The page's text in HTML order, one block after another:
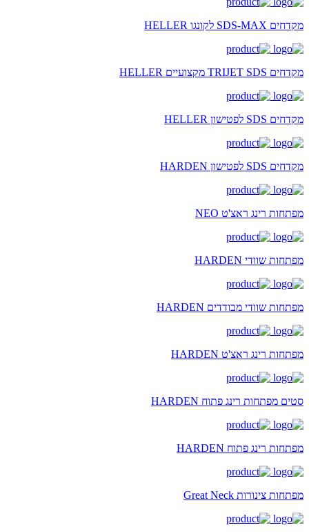
מקדחים SDS-MAX לקונגו HELLER
מקדחים TRIJET SDS מקצועיים HELLER
מקדחים SDS לפטישון HELLER
מקדחים SDS לפטישון HARDEN
מפתחות רינג ראצ'ט NEO
מפתחות שוודי HARDEN
מפתחות שוודי מבודדים HARDEN
מפתחות רינג ראצ'ט HARDEN
סטים מפתחות רינג פתוח HARDEN
מפתחות רינג פתוח HARDEN
מפתחות צינורות Great Neck